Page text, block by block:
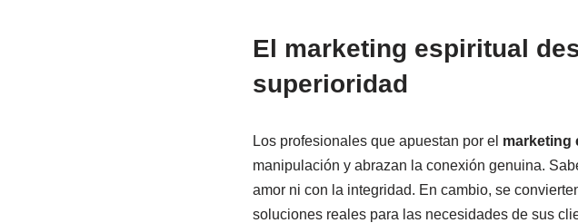
El marketing espiritual
superioridad
Los profesionales que apuestan por el marketing
manipulación y abrazan la conexión genuina.
amor ni con la integridad. En cambio, se
soluciones reales para las necesidades de sus